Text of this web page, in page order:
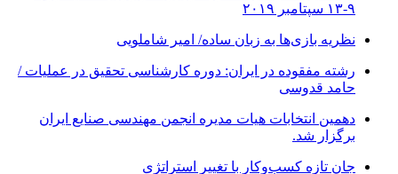
۹-۱۳ سپتامبر ۲۰۱۹
نظریه بازی‌ها به زبان ساده/ امیر شاملویی
رشته مفقوده در ایران: دوره کارشناسی تحقیق در عملیات /
حامد قدوسی
دهمین انتخابات هیات مدیره انجمن مهندسی صنایع ایران
برگزار شد.
جان تازه کسب‌وکار با تغییر استراتژی